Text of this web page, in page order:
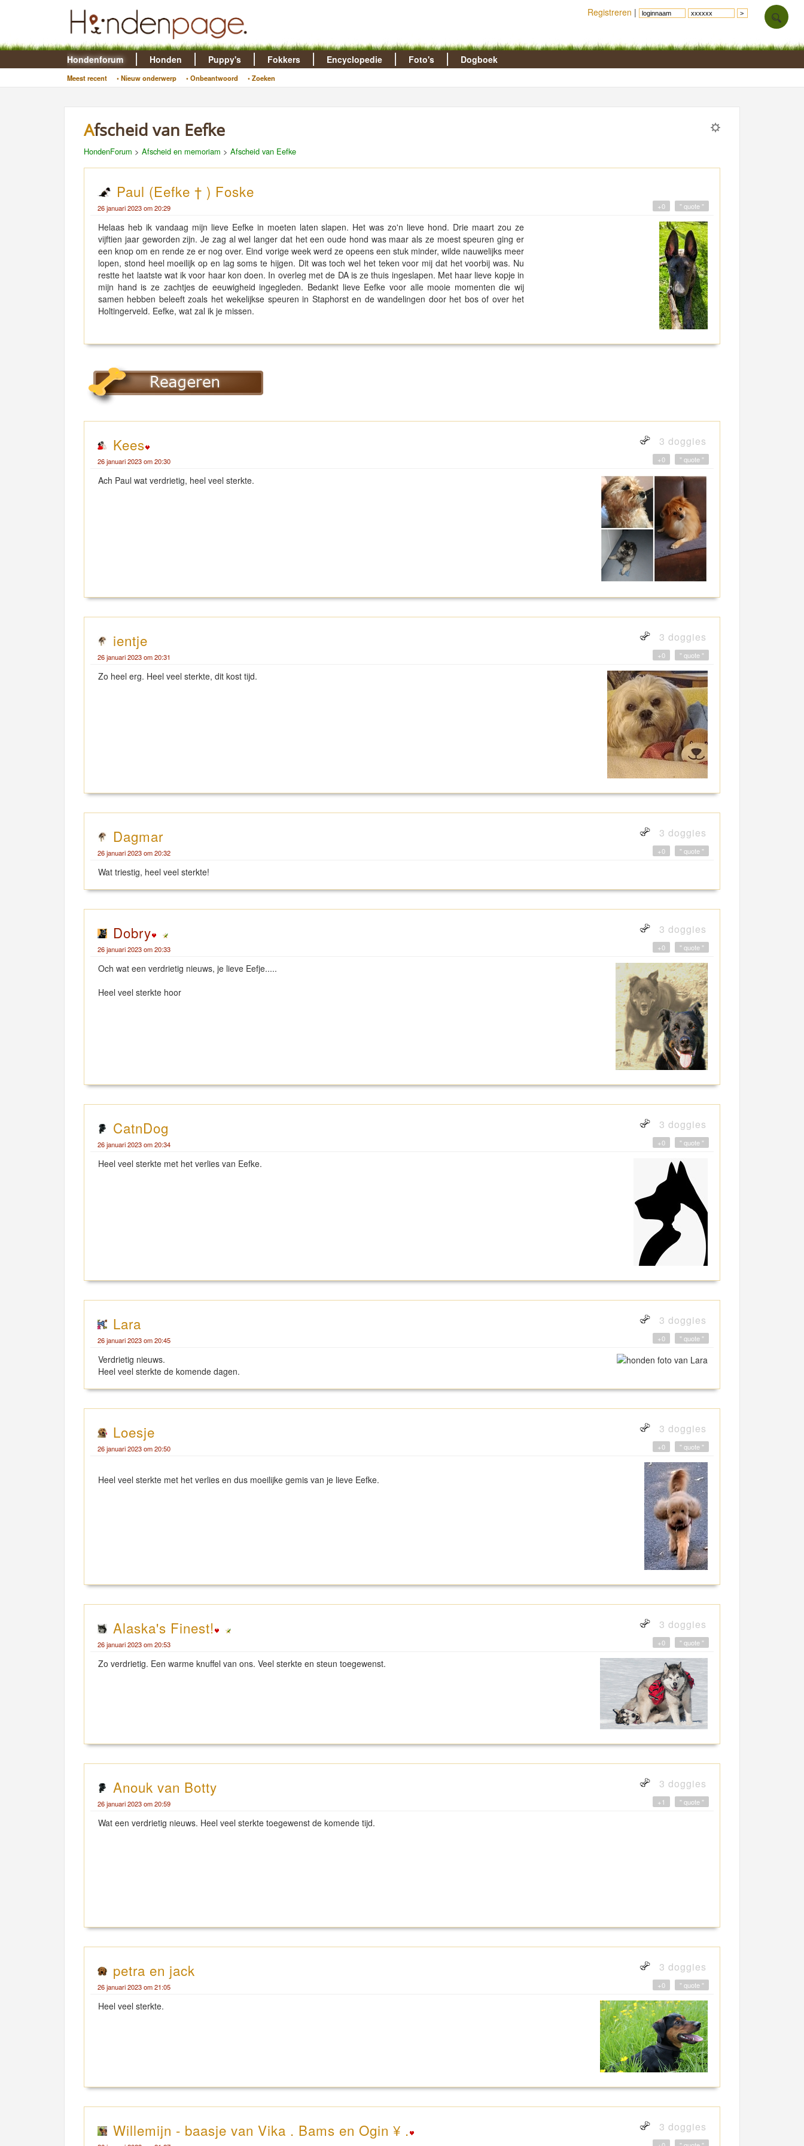
Hondenforum
Meest recent • Nieuw onderwerp • Onbeantwoord • Zoeken
Honden Puppy's Fokkers Encyclopedie Foto's Dogboek
Afscheid van Eefke
HondenForum > Afscheid en memoriam > Afscheid van Eefke
Paul (Eefke † ) Foske
26 januari 2023 om 20:29 " quote "
+0
Helaas heb ik vandaag mijn lieve Eefke in moeten laten slapen. Het was zo'n lieve hond. Drie maart zou ze
vijftien jaar geworden zijn. Je zag al wel langer dat het een oude hond was maar als ze moest speuren ging er
een knop om en rende ze er nog over. Eind vorige week werd ze opeens een stuk minder, wilde nauwelijks meer
lopen, stond heel moeilijk op en lag soms te hijgen. Dit was toch wel het teken voor mij dat het voorbij was. Nu
restte het laatste wat ik voor haar kon doen. In overleg met de DA is ze thuis ingeslapen. Met haar lieve kopje in
mijn hand is ze zachtjes de eeuwigheid ingegleden. Bedankt lieve Eefke voor alle mooie momenten die wij
samen hebben beleeft zoals het wekelijkse speuren in Staphorst en de wandelingen door het bos of over het
Holtingerveld. Eefke, wat zal ik je missen.
Kees 3 doggies
26 januari 2023 om 20:30 " quote "
+0
Ach Paul wat verdrietig, heel veel sterkte.
ientje 3 doggies
26 januari 2023 om 20:31 " quote "
+0
Zo heel erg. Heel veel sterkte, dit kost tijd.
Dagmar 3 doggies
26 januari 2023 om 20:32 " quote "
+0
Wat triestig, heel veel sterkte!
Dobry 3 doggies
26 januari 2023 om 20:33 " quote "
+0
Och wat een verdrietig nieuws, je lieve Eefje.....
Heel veel sterkte hoor
CatnDog 3 doggies
26 januari 2023 om 20:34 " quote "
+0
Heel veel sterkte met het verlies van Eefke.
Lara 3 doggies
26 januari 2023 om 20:45 " quote "
+0
Verdrietig nieuws.
Heel veel sterkte de komende dagen.
Loesje 3 doggies
26 januari 2023 om 20:50 " quote "
+0
Heel veel sterkte met het verlies en dus moeilijke gemis van je lieve Eefke.
Alaska's Finest! 3 doggies
26 januari 2023 om 20:53 " quote "
+0
Zo verdrietig. Een warme knuffel van ons. Veel sterkte en steun toegewenst.
Anouk van Botty 3 doggies
26 januari 2023 om 20:59 " quote "
+1
Wat een verdrietig nieuws. Heel veel sterkte toegewenst de komende tijd.
petra en jack 3 doggies
26 januari 2023 om 21:05 " quote "
+0
Heel veel sterkte.
Willemijn - baasje van Vika . Bams en Ogin ¥ . 3 doggies
Registreren |